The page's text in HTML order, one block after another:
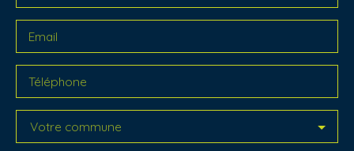
Email
Téléphone
Votre commune